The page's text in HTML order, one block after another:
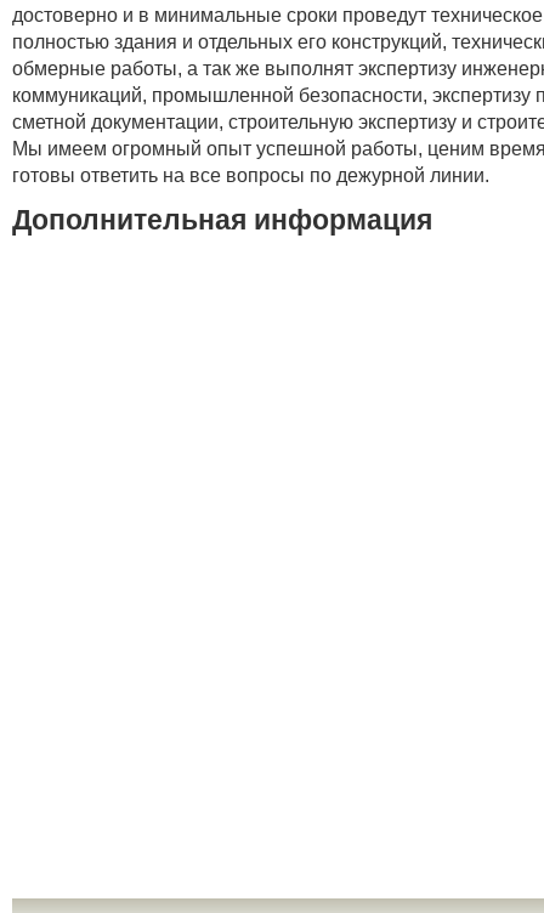
достоверно и в минимальные сроки проведут
полностью здания и отдельных его конструкций,
обмерные работы, а так же выполнят экспертизу
коммуникаций, промышленной безопасности, экспертизу
сметной документации, строительную экспертизу и
Мы имеем огромный опыт успешной работы, ценим время
готовы ответить на все вопросы по дежурной линии.
Дополнительная информация